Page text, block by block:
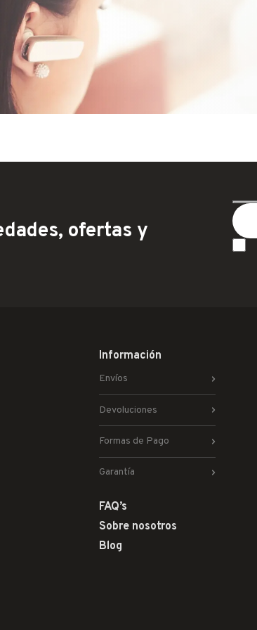
ofertas y
Información
Envíos
Devoluciones
Formas de Pago
Garantía
FAQ’s
Sobre nosotros
Blog